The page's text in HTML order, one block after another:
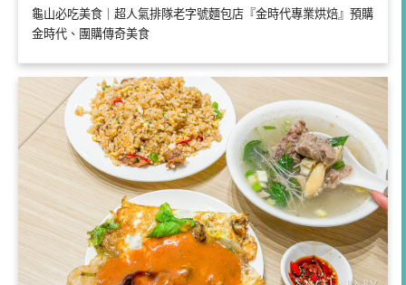
龜山必吃美食｜超人氣排隊老字號麵包店『金時代專業烘焙』預購
金時代、團購傳奇美食